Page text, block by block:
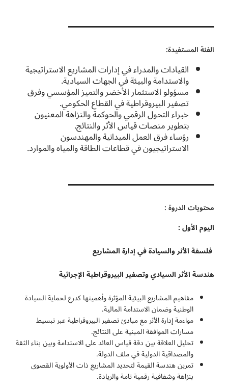
الفئة المستفيدة:
القيادات والمدراء في إدارات المشاريع الاستراتيجية
والاستدامة والبيئة في الجهات السيادية.
مسؤولو الاستثمار الأخضر والتميز المؤسسي وفرق
تصفير البيروقراطية في القطاع الحكومي.
خبراء التحول الرقمي والحوكمة والنزاهة المعنيون
بتطوير منصات قياس الأثر والنتائج.
رؤساء فرق العمل الميدانية والمهندسون
الاستراتيجيون في قطاعات الطاقة والمياه والموارد.
محتويات الدروة :
اليوم الأول :
فلسفة الأثر والسيادة في إدارة المشاريع
هندسة الأثر السيادي وتصفير البيروقراطية الإجرائية
مفاهيم المشاريع البيئية المؤثرة وأهميتها كدرع لحماية السيادة
الوطنية وضمان الاستدامة المالية.
مواءمة إدارة الأثر مع مبادئ تصفير البيروقراطية عبر تبسيط
مسارات الموافقة المبنية على النتائج.
تحليل العلاقة بين دقة قياس العائد على الاستدامة وبين بناء الثقة
والمصداقية الدولية في ملف الدولة.
تمرين هندسة القيمة لتحديد المشاريع ذات الأولوية القصوى
بنزاهة وشفافية رقمية تامة والريادة.